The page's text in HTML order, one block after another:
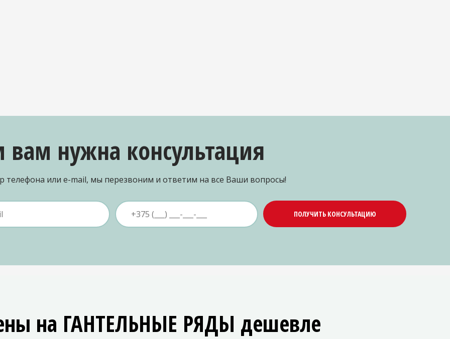
вам нужна консультация
телефона или e-mail, мы перезвоним и ответим на все Ваши вопросы!
ПОЛУЧИТЬ КОНСУЛЬТАЦИЮ
на ГАНТЕЛЬНЫЕ РЯДЫ дешевле